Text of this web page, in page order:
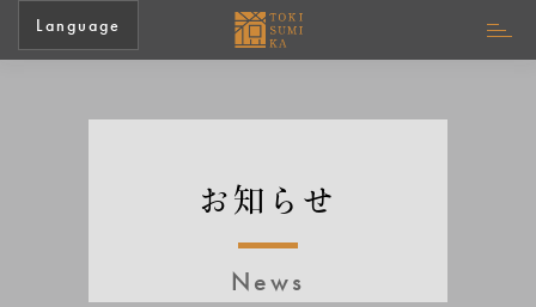
Language
お知らせ
News